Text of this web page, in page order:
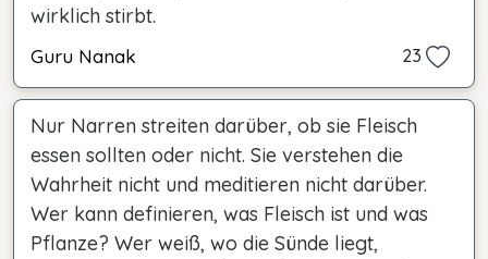
wirklich stirbt.
Guru Nanak 23
Nur Narren streiten darüber, ob sie Fleisch
essen sollten oder nicht. Sie verstehen die
Wahrheit nicht und meditieren nicht darüber.
Wer kann definieren, was Fleisch ist und was
Pflanze? Wer weiß, wo die Sünde liegt,